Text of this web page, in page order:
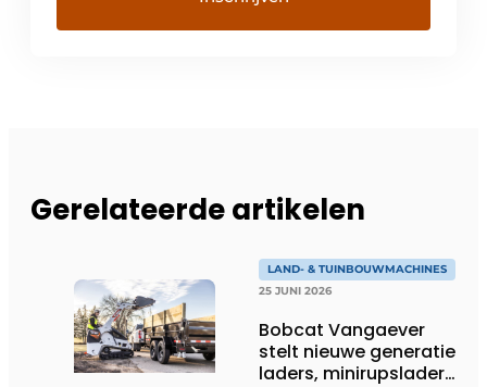
Gerelateerde artikelen
LAND- & TUINBOUWMACHINES
25 JUNI 2026
Bobcat Vangaever
stelt nieuwe generatie
laders, minirupsladers